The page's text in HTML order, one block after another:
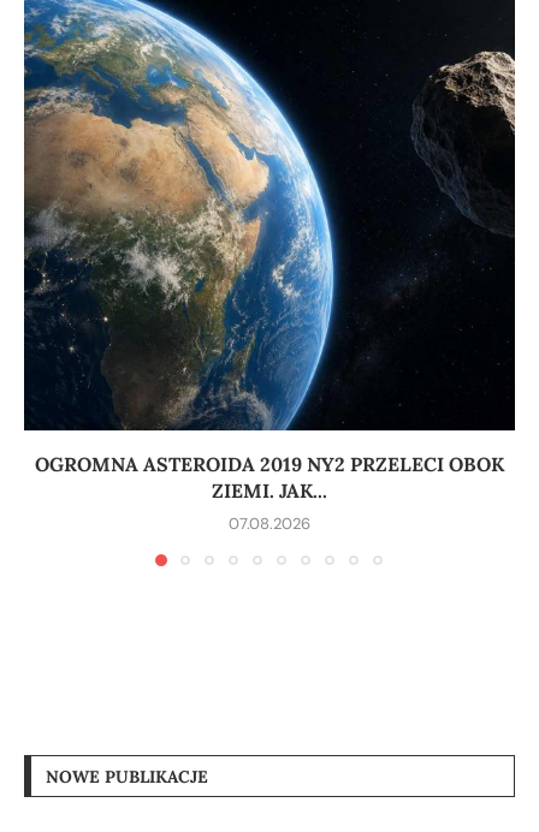
OGROMNA ASTEROIDA 2019 NY2 PRZELECI OBOK
ZIEMI. JAK...
07.08.2026
NOWE PUBLIKACJE